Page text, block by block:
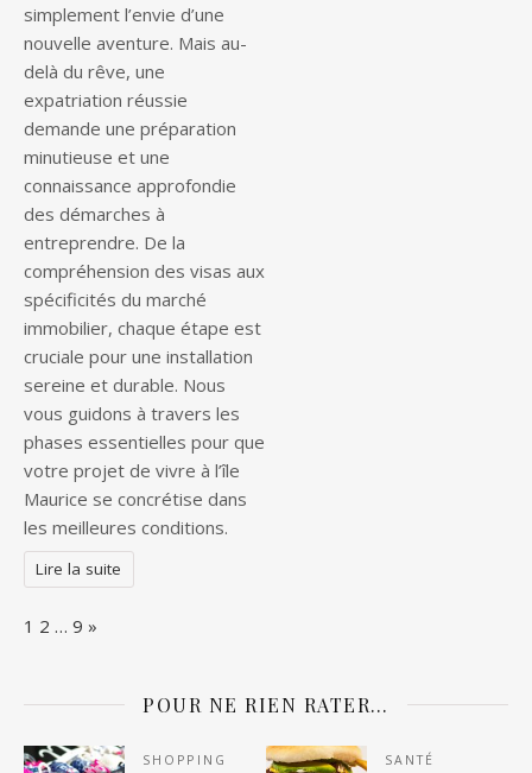
simplement l’envie d’une
nouvelle aventure. Mais au-
delà du rêve, une
expatriation réussie
demande une préparation
minutieuse et une
connaissance approfondie
des démarches à
entreprendre. De la
compréhension des visas aux
spécificités du marché
immobilier, chaque étape est
cruciale pour une installation
sereine et durable. Nous
vous guidons à travers les
phases essentielles pour que
votre projet de vivre à l’île
Maurice se concrétise dans
les meilleures conditions.
Lire la suite
Page:
1 2 … 9 Next
»
POUR NE RIEN RATER…
SHOPPING SANTÉ